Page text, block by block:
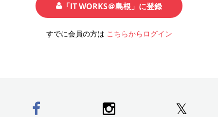
「IT WORKS＠島根」に登録
すでに会員の方は こちらからログイン
𝕏